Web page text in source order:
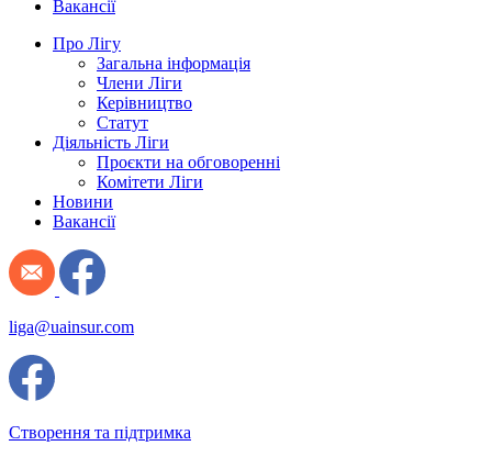
Вакансії
Про Лігу
Загальна інформація
Члени Ліги
Керівництво
Статут
Діяльність Ліги
Проєкти на обговоренні
Комітети Ліги
Новини
Вакансії
liga@uainsur.com
Створення та підтримка